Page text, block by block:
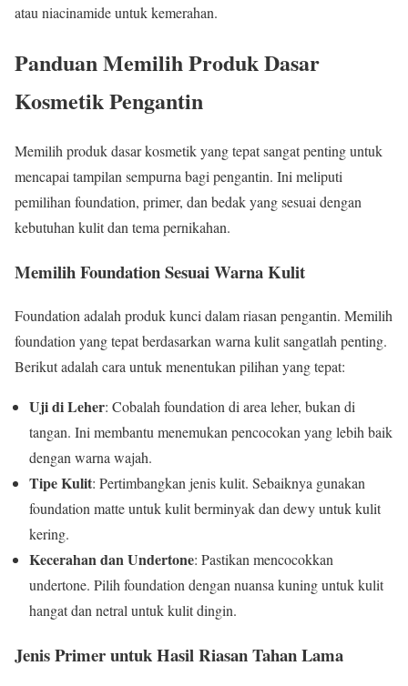
atau niacinamide untuk kemerahan.
Panduan Memilih Produk Dasar
Kosmetik Pengantin
Memilih produk dasar kosmetik yang tepat sangat penting untuk
mencapai tampilan sempurna bagi pengantin. Ini meliputi
pemilihan foundation, primer, dan bedak yang sesuai dengan
kebutuhan kulit dan tema pernikahan.
Memilih Foundation Sesuai Warna Kulit
Foundation adalah produk kunci dalam riasan pengantin. Memilih
foundation yang tepat berdasarkan warna kulit sangatlah penting.
Berikut adalah cara untuk menentukan pilihan yang tepat:
Uji di Leher: Cobalah foundation di area leher, bukan di
tangan. Ini membantu menemukan pencocokan yang lebih baik
dengan warna wajah.
Tipe Kulit: Pertimbangkan jenis kulit. Sebaiknya gunakan
foundation matte untuk kulit berminyak dan dewy untuk kulit
kering.
Kecerahan dan Undertone: Pastikan mencocokkan
undertone. Pilih foundation dengan nuansa kuning untuk kulit
hangat dan netral untuk kulit dingin.
Jenis Primer untuk Hasil Riasan Tahan Lama